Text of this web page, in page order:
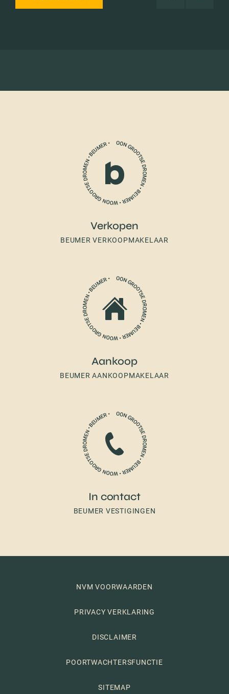
Verkopen
BEUMER VERKOOPMAKELAAR
Aankoop
BEUMER AANKOOPMAKELAAR
In contact
BEUMER VESTIGINGEN
NVM VOORWAARDEN
PRIVACY VERKLARING
DISCLAIMER
POORTWACHTERSFUNCTIE
SITEMAP